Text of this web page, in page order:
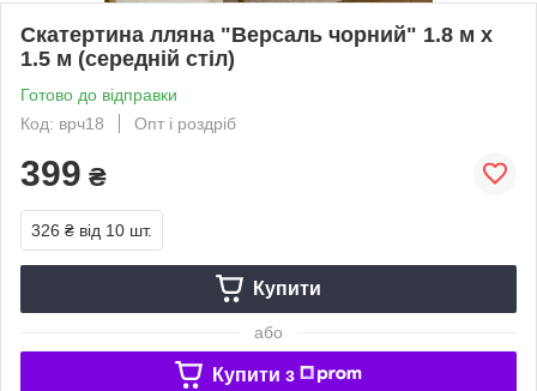
Скатертина лляна "Версаль чорний" 1.8 м х
1.5 м (середній стіл)
Готово до відправки
Код: врч18
Опт і роздріб
399 ₴
326 ₴ від 10 шт.
Купити
або
Купити з